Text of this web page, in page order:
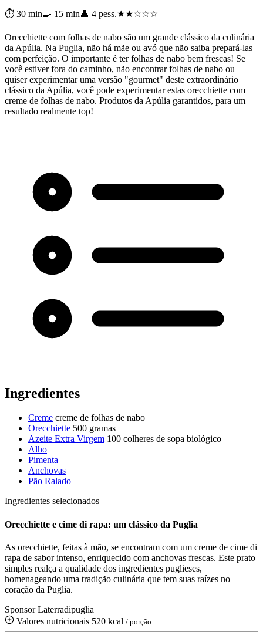
⏱ 30 min🍳 15 min👤 4 pess.★★☆☆☆
Orecchiette com folhas de nabo são um grande clássico da culinária
da Apúlia. Na Puglia, não há mãe ou avó que não saiba prepará-las
com perfeição. O importante é ter folhas de nabo bem frescas! Se
você estiver fora do caminho, não encontrar folhas de nabo ou
quiser experimentar uma versão "gourmet" deste extraordinário
clássico da Apúlia, você pode experimentar estas orecchiette com
creme de folhas de nabo. Produtos da Apúlia garantidos, para um
resultado realmente top!
Ingredientes
Creme creme de folhas de nabo
Orecchiette 500 gramas
Azeite Extra Virgem 100 colheres de sopa biológico
Alho
Pimenta
Anchovas
Pão Ralado
Ingredientes selecionados
Orecchiette e cime di rapa: um clássico da Puglia
As orecchiette, feitas à mão, se encontram com um creme de cime di
rapa de sabor intenso, enriquecido com anchovas frescas. Este prato
simples realça a qualidade dos ingredientes puglieses,
homenageando uma tradição culinária que tem suas raízes no
coração da Puglia.
Sponsor Laterradipuglia
Valores nutricionais 520 kcal / porção